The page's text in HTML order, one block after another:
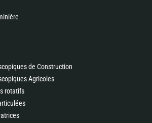
de Construction
Agricoles
rotatifs